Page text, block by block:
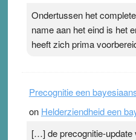
Ondertussen het
name aan het eind is het
heeft zich prima
Precognitie een
on Helderziendheid een
[…] de precognitie-update